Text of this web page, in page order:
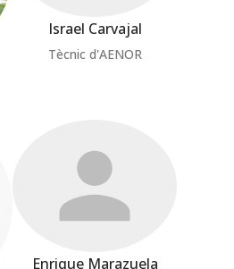
Israel Carvajal
Tècnic d'AENOR
Enrique Marazuela